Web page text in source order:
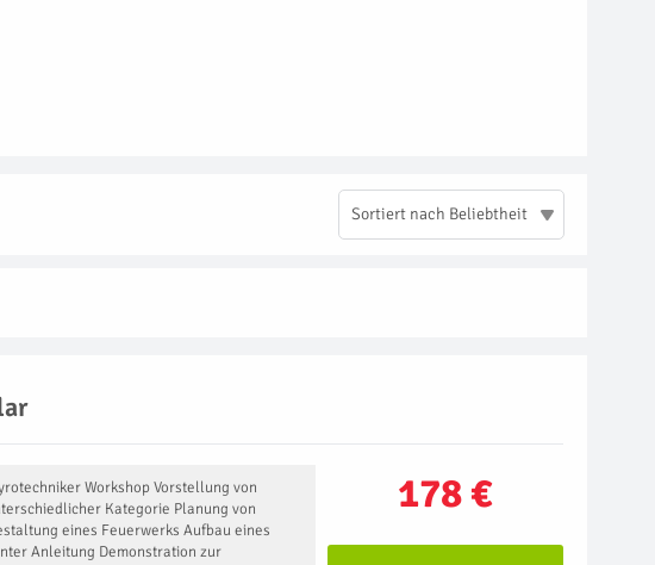
Sortiert nach Beliebtheit
178 €
Workshop Vorstellung von
Kategorie Planung von
eines Feuerwerks Aufbau eines
Anleitung Demonstration zur